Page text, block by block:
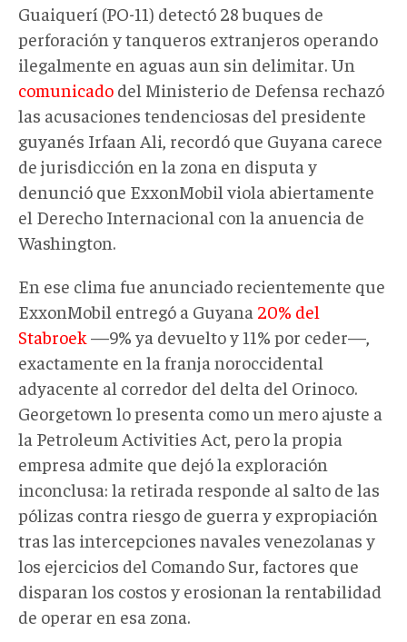
Guaiquerí (PO-11) detectó 28 buques de
perforación y tanqueros extranjeros operando
ilegalmente en aguas aun sin delimitar. Un
comunicado del Ministerio de Defensa rechazó
las acusaciones tendenciosas del presidente
guyanés Irfaan Ali, recordó que Guyana carece
de jurisdicción en la zona en disputa y
denunció que ExxonMobil viola abiertamente
el Derecho Internacional con la anuencia de
Washington.
En ese clima fue anunciado recientemente que
ExxonMobil entregó a Guyana 20% del
Stabroek —9% ya devuelto y 11% por ceder—,
exactamente en la franja noroccidental
adyacente al corredor del delta del Orinoco.
Georgetown lo presenta como un mero ajuste a
la Petroleum Activities Act, pero la propia
empresa admite que dejó la exploración
inconclusa: la retirada responde al salto de las
pólizas contra riesgo de guerra y expropiación
tras las intercepciones navales venezolanas y
los ejercicios del Comando Sur, factores que
disparan los costos y erosionan la rentabilidad
de operar en esa zona.